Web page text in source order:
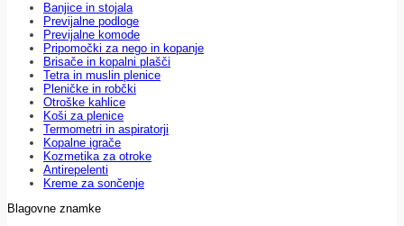
Banjice in stojala
Previjalne podloge
Previjalne komode
Pripomočki za nego in kopanje
Brisače in kopalni plašči
Tetra in muslin plenice
Pleničke in robčki
Otroške kahlice
Koši za plenice
Termometri in aspiratorji
Kopalne igrače
Kozmetika za otroke
Antirepelenti
Kreme za sončenje
Blagovne znamke